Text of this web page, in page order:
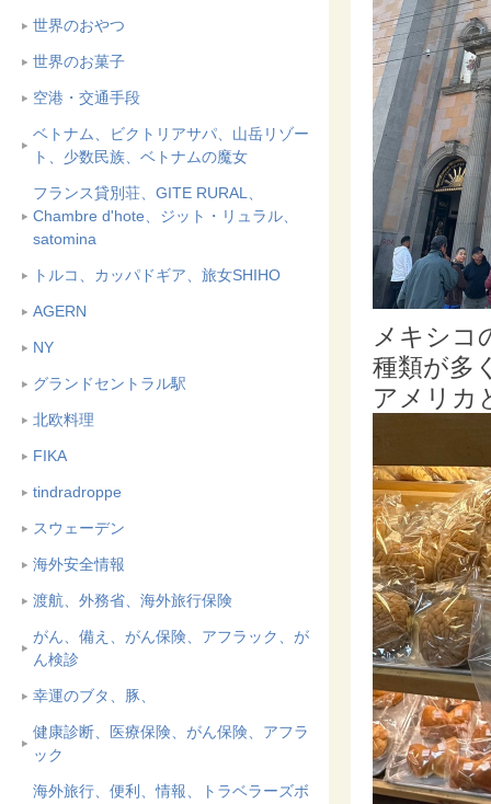
世界のおやつ
世界のお菓子
空港・交通手段
ベトナム、ビクトリアサパ、山岳リゾー
ト、少数民族、ベトナムの魔女
フランス貸別荘、GITE RURAL、
Chambre d'hote、ジット・リュラル、
satomina
トルコ、カッパドギア、旅女SHIHO
AGERN
NY
グランドセントラル駅
北欧料理
FIKA
tindradroppe
スウェーデン
海外安全情報
渡航、外務省、海外旅行保険
がん、備え、がん保険、アフラック、が
ん検診
幸運のブタ、豚、
健康診断、医療保険、がん保険、アフラ
ック
海外旅行、便利、情報、トラベラーズボ
メキシコ
種類が多
アメリカ